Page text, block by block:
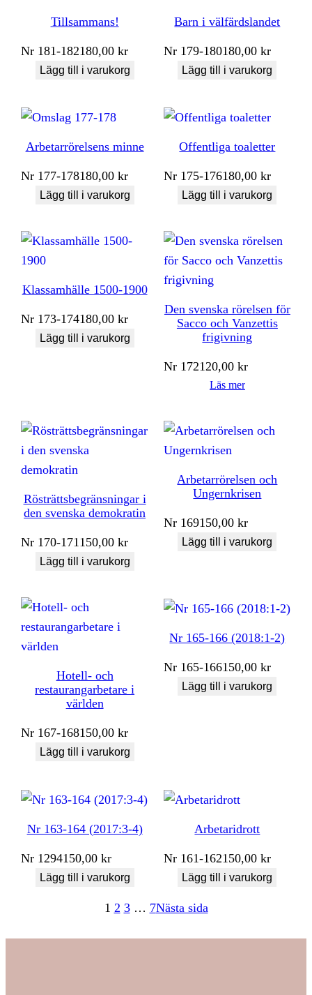
Tillsammans!
Nr 181-182180,00kr
Lägg till i varukorg
Barn i välfärdslandet
Nr 179-180180,00kr
Lägg till i varukorg
Arbetarrörelsens minne
Nr 177-178180,00kr
Lägg till i varukorg
Offentliga toaletter
Nr 175-176180,00kr
Lägg till i varukorg
Klassamhälle 1500-1900
Nr 173-174180,00kr
Lägg till i varukorg
Den svenska rörelsen för
Sacco och Vanzettis
frigivning
Nr 172120,00kr
Läs mer
Rösträttsbegränsningar i
den svenska demokratin
Nr 170-171 150,00kr
Lägg till i varukorg
Arbetarrörelsen och
Ungernkrisen
Nr 169150,00kr
Lägg till i varukorg
Hotell- och
restaurangarbetare i
världen
Nr 167-168150,00kr
Lägg till i varukorg
Nr 165-166 (2018:1-2)
Nr 165-166150,00kr
Lägg till i varukorg
Nr 163-164 (2017:3-4)
Nr 1294150,00kr
Lägg till i varukorg
Arbetaridrott
Nr 161-162150,00kr
Lägg till i varukorg
1 2 3 … 7Nästa sida